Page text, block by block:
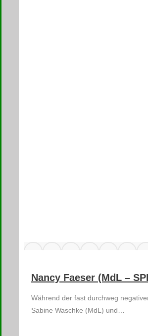
Nancy Faeser (MdL –
Während der fast durchweg
Sabine Waschke (MdL) und…